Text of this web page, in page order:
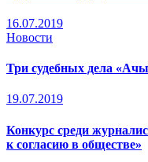
16.07.2019
Новости
Три судебных дела
19.07.2019
Конкурс среди
к согласию в обществе»